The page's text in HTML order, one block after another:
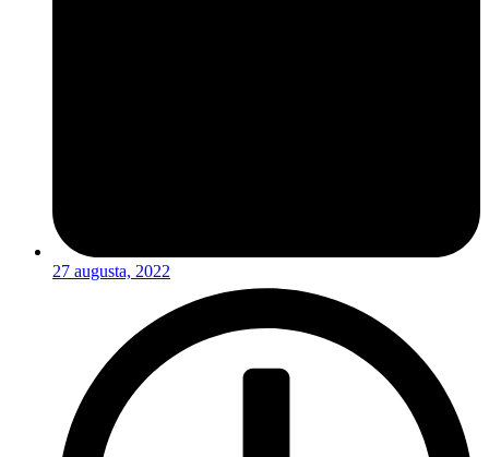
27 augusta, 2022